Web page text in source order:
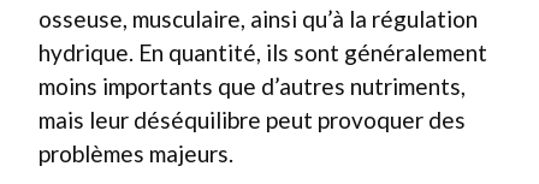
osseuse, musculaire, ainsi qu’à la régulation
hydrique. En quantité, ils sont généralement
moins importants que d’autres nutriments,
mais leur déséquilibre peut provoquer des
problèmes majeurs.